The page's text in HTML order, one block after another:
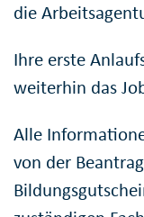
die
Ihre erste
weiterhin das
Alle
von der